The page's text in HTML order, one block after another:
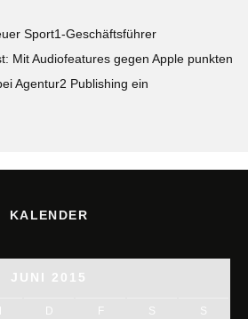
Sport1-Geschäftsführer
Mit Audiofeatures gegen Apple punkten
Agentur2 Publishing ein
KALENDER
JUNI 2015
D F S S